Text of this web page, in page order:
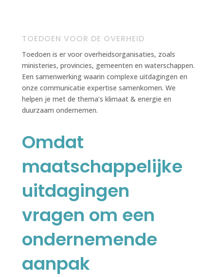
TOEDOEN VOOR DE OVERHEID
Toedoen is er voor overheidsorganisaties, zoals
ministeries, provincies, gemeenten en waterschappen.
Een samenwerking waarin complexe uitdagingen en
onze communicatie expertise samenkomen. We
helpen je met de thema’s klimaat & energie en
duurzaam ondernemen.
Omdat
maatschappelijke
uitdagingen
vragen om een
ondernemende
aanpak